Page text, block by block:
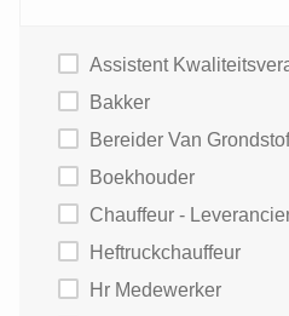
Assistent
Bakker
Bereider Van
Boekhouder
Chauffeur -
Heftruckchauffeur
Hr Medewerker